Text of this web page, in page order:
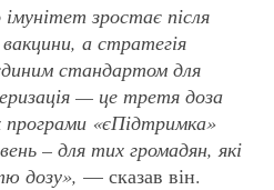
зростає після
а стратегія
стандартом для
— це третя доза
«єПідтримка»
– для тих громадян, які
дозу», — сказав він.